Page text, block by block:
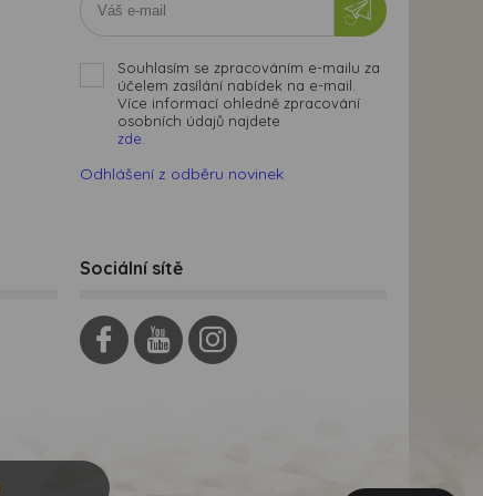
Souhlasím se zpracováním e-mailu za
účelem zasílání nabídek na e-mail.
Více informací ohledně zpracování
osobních údajů najdete
zde.
Odhlášení z odběru novinek
Sociální sítě